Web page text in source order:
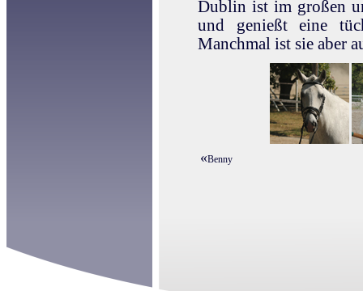
Dublin ist im großen
und genießt eine
Manchmal ist sie aber
«Benny